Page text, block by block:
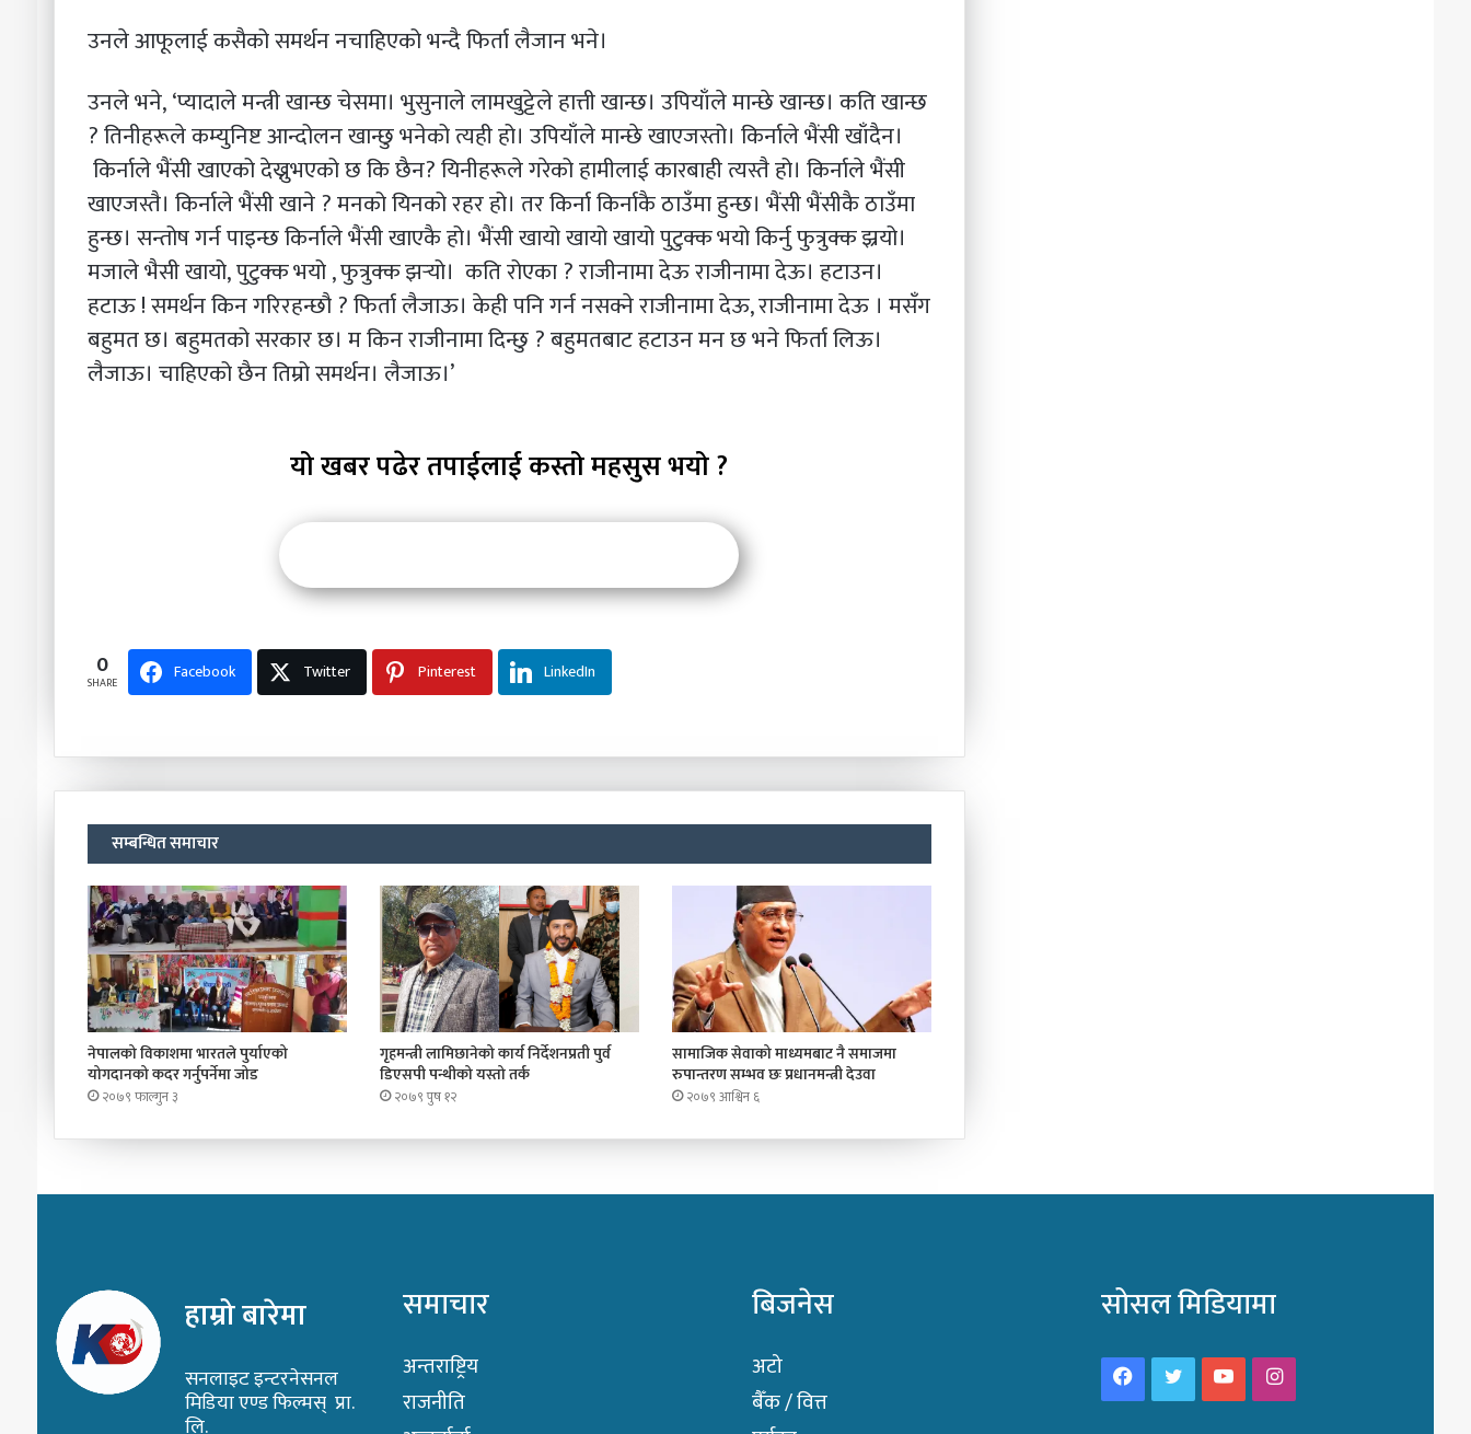
उनले आफूलाई कसैको समर्थन नचाहिएको भन्दै फिर्ता लैजान भने।
उनले भने, ‘प्यादाले मन्त्री खान्छ चेसमा। भुसुनाले लामखुट्टेले हात्ती खान्छ। उपियाँले मान्छे खान्छ। कति खान्छ
? तिनीहरूले कम्युनिष्ट आन्दोलन खान्छु भनेको त्यही हो। उपियाँले मान्छे खाएजस्तो। किर्नाले भैंसी खाँदैन।
किर्नाले भैंसी खाएको देख्नुभएको छ कि छैन? यिनीहरूले गरेको हामीलाई कारबाही त्यस्तै हो। किर्नाले भैंसी
खाएजस्तै। किर्नाले भैंसी खाने ? मनको यिनको रहर हो। तर किर्ना किर्नाकै ठाउँमा हुन्छ। भैंसी भैंसीकै ठाउँमा
हुन्छ। सन्तोष गर्न पाइन्छ किर्नाले भैंसी खाएकै हो। भैंसी खायो खायो खायो पुटुक्क भयो किर्नु फुत्रुक्क झ्रयो।
मजाले भैसी खायो, पुटुक्क भयो , फुत्रुक्क झर्‍यो। कति रोएका ? राजीनामा देऊ राजीनामा देऊ। हटाउन।
हटाऊ ! समर्थन किन गरिरहन्छौ ? फिर्ता लैजाऊ। केही पनि गर्न नसक्ने राजीनामा देऊ, राजीनामा देऊ । मसँग
बहुमत छ। बहुमतको सरकार छ। म किन राजीनामा दिन्छु ? बहुमतबाट हटाउन मन छ भने फिर्ता लिऊ।
लैजाऊ। चाहिएको छैन तिम्रो समर्थन। लैजाऊ।’
यो खबर पढेर तपाईलाई कस्तो महसुस भयो ?
0
SHARE Facebook Twitter Pinterest LinkedIn
सम्बन्धित समाचार
नेपालको विकाशमा भारतले पुर्याएको
योगदानको कदर गर्नुपर्नेमा जोड
२०७९ फाल्गुन ३
गृहमन्त्री लामिछानेको कार्य निर्देशनप्रती पुर्व
डिएसपी पन्थीको यस्तो तर्क
२०७९ पुष १२
सामाजिक सेवाको माध्यमबाट नै समाजमा
रुपान्तरण सम्भव छः प्रधानमन्त्री देउवा
२०७९ आश्विन ६
हाम्रो बारेमा
सनलाइट इन्टरनेसनल
मिडिया एण्ड फिल्मस् प्रा.
लि.
समाचार
अन्तराष्ट्रिय
राजनीति
बिजनेस
अटो
बैँक / वित्त
सोसल मिडियामा
FacebookTwitterYouTubeInstagram